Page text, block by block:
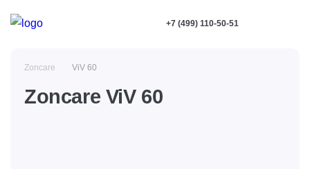
+7 (499) 110-50-51
Zoncare ViV 60
Zoncare ViV 60